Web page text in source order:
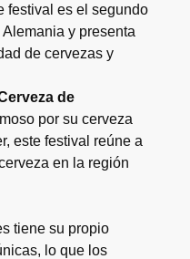
festival es el segundo
y presenta
de cervezas y
de
por su cerveza
este festival reúne a
en la región
tiene su propio
lo que los